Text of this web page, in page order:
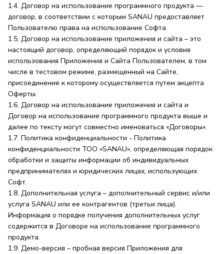
1.4. Договор на использование программного продукта —
договор, в соответствии с которым SANAU предоставляет
Пользователю права на использование Софта.
1.5. Договор на использование приложения и сайта – это
настоящий договор, определяющий порядок и условия
использования Приложения и Сайта Пользователем, в том
числе в тестовом режиме, размещенный на Сайте,
присоединение к которому осуществляется путем акцепта
Оферты.
1.6. Договор на использование приложения и сайта и
Договор на использование программного продукта выше и
далее по тексту могут совместно именоваться «Договоры».
1.7. Политика конфиденциальности - Политика
конфиденциальности ТОО «SANAU», определяющая порядок
обработки и защиты информации об индивидуальных
предпринимателях и юридических лицах, использующих
Софт.
1.8. Дополнительная услуга – дополнительный сервис и/или
услуга SANAU или ее контрагентов (третьи лица).
Информация о порядке получения дополнительных услуг
содержится в Договоре на использование программного
продукта.
1.9. Демо-версия – пробная версия Приложения для